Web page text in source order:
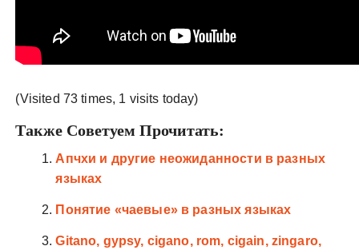
(Visited 73 times, 1 visits today)
Также Советуем Прочитать:
Апчхи и другие неожиданности в разных
языках
Понятие «чаевые» в разных языках
Gitano, gypsy, cigano, rom, cigain, zingaro,